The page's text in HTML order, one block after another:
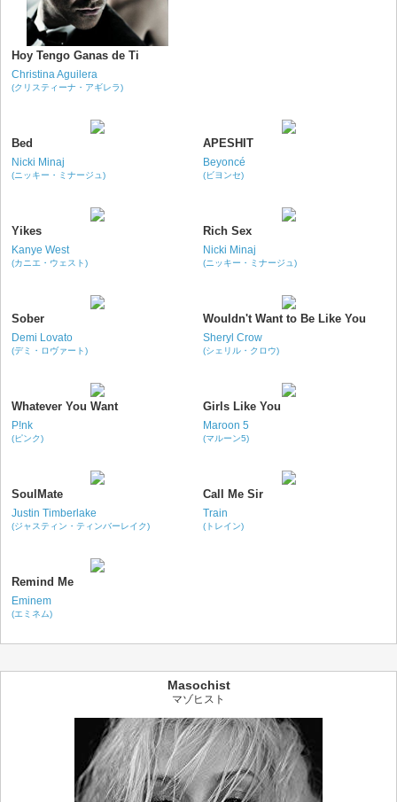
Hoy Tengo Ganas de Ti
Christina Aguilera
(クリスティーナ・アギレラ)
Bed
Nicki Minaj
(ニッキー・ミナージュ)
APESHIT
Beyoncé
(ビヨンセ)
Yikes
Kanye West
(カニエ・ウェスト)
Rich Sex
Nicki Minaj
(ニッキー・ミナージュ)
Sober
Demi Lovato
(デミ・ロヴァート)
Wouldn't Want to Be Like You
Sheryl Crow
(シェリル・クロウ)
Whatever You Want
P!nk
(ピンク)
Girls Like You
Maroon 5
(マルーン5)
SoulMate
Justin Timberlake
(ジャスティン・ティンバーレイク)
Call Me Sir
Train
(トレイン)
Remind Me
Eminem
(エミネム)
Masochist
マゾヒスト